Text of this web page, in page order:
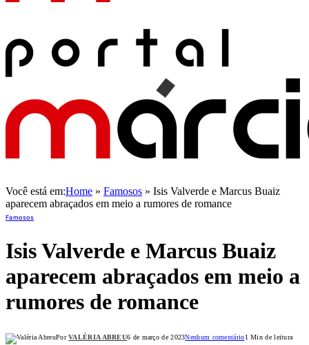
Você está em:Home » Famosos » Isis Valverde e Marcus Buaiz
aparecem abraçados em meio a rumores de romance
Famosos
Isis Valverde e Marcus Buaiz
aparecem abraçados em meio a
rumores de romance
Por VALÉRIA ABREU6 de março de 2023Nenhum comentário1 Min de leitura